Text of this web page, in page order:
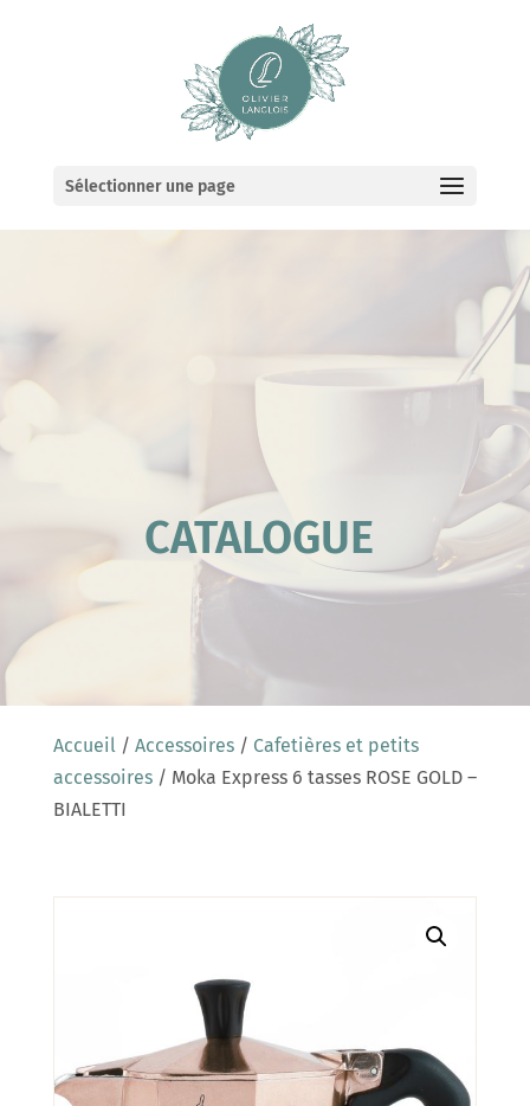
Sélectionner une page
CATALOGUE
Accueil/ Accessoires/ Cafetières et petits
accessoires/ Moka Express 6 tasses ROSE GOLD –
BIALETTI